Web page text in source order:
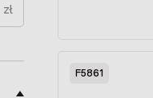
zł
F5861